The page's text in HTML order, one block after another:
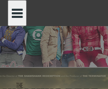
content